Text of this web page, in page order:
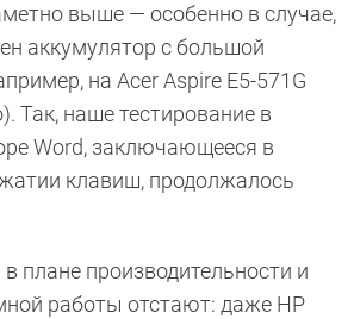
выше — особенно в случае,
аккумулятор с большой
на Acer Aspire E5-571G
Так, наше тестирование в
Word, заключающееся в
клавиш, продолжалось
плане производительности и
работы отстают: даже HP